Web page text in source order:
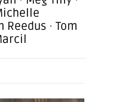
Reedus · Tom